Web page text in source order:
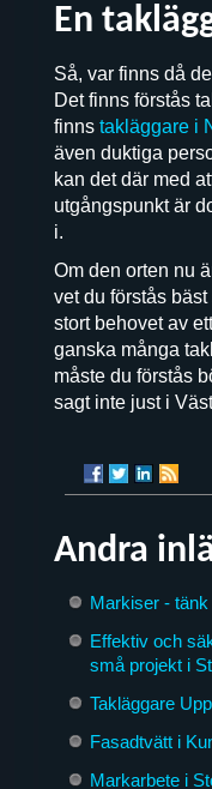
En
Så, var finns då
Det finns förstås
finns takläggare i
även duktiga
kan det där med
utgångspunkt är
i.
Om den orten nu
vet du förstås
stort behovet av
ganska många
måste du förstås
sagt inte just i
Andra
Markiser -
Effektiv och
små projekt i
Takläggare
Fasadtvätt i
Markarbete i